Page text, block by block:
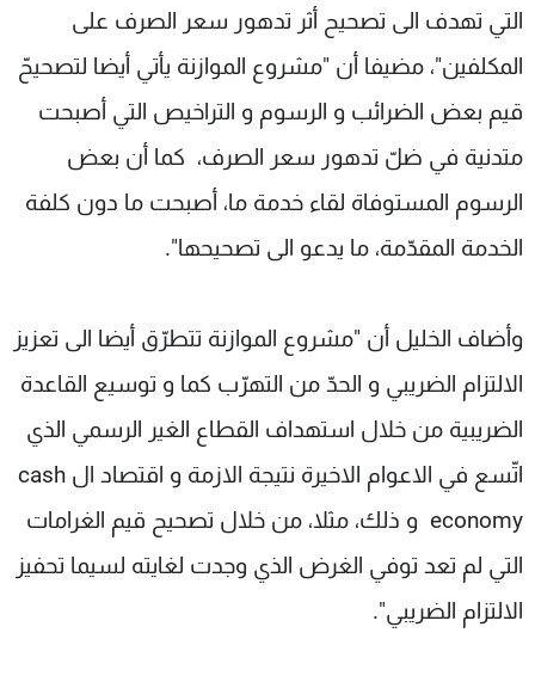
التي تهدف الى تصحيح أثر تدهور سعر الصرف على
المكلفين"، مضيفا أن "مشروع الموازنة يأتي أيضا لتصحيحّ
قيم بعض الضرائب و الرسوم و التراخيص التي أصبحت
متدنية في ضلّ تدهور سعر الصرف، كما أن بعض
الرسوم المستوفاة لقاء خدمة ما، أصبحت ما دون كلفة
الخدمة المقدّمة، ما يدعو الى تصحيحها".
وأضاف الخليل أن "مشروع الموازنة تتطرّق أيضا الى تعزيز
الالتزام الضريبي و الحدّ من التهرّب كما و توسيع القاعدة
الضريبية من خلال استهداف القطاع الغير الرسمي الذي
اتّسع في الاعوام الاخيرة نتيجة الازمة و اقتصاد ال cash
economy و ذلك، مثلا، من خلال تصحيح قيم الغرامات
التي لم تعد توفي الغرض الذي وجدت لغايته لسيما تحفيز
الالتزام الضريبي".